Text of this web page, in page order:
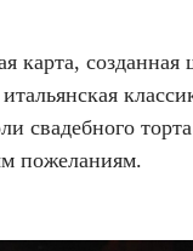
карта,
свадебного
пожеланиям.